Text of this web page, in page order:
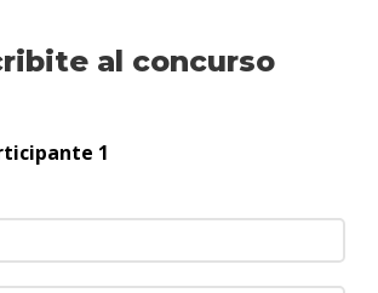
al concurso
1